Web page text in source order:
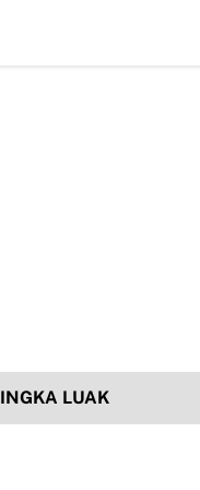
Kunci, Hj. Aida Dorong
LUAK